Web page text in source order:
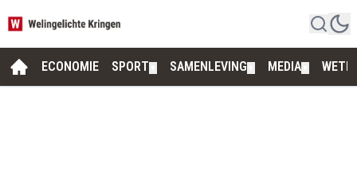
ECONOMIE SPORT SAMENLEVING MEDIA